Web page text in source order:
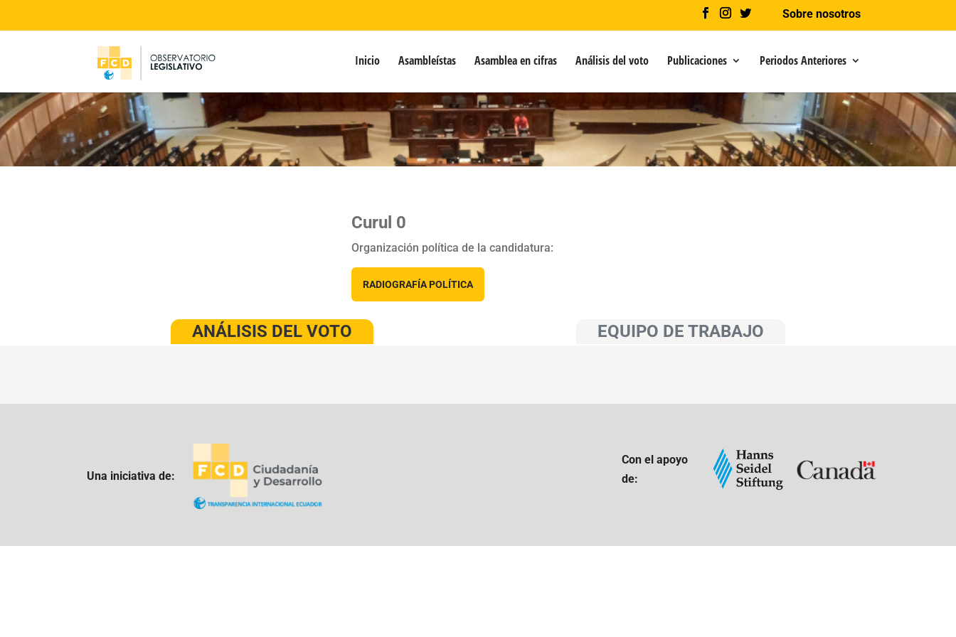
Sobre nosotros
Inicio Asambleístas Asamblea en cifras Análisis del voto Publicaciones Periodos Anteriores
Curul 0
Organización política de la candidatura:
RADIOGRAFÍA POLÍTICA
ANÁLISIS DEL VOTO EQUIPO DE TRABAJO
Una iniciativa de:
Con el apoyo
de: